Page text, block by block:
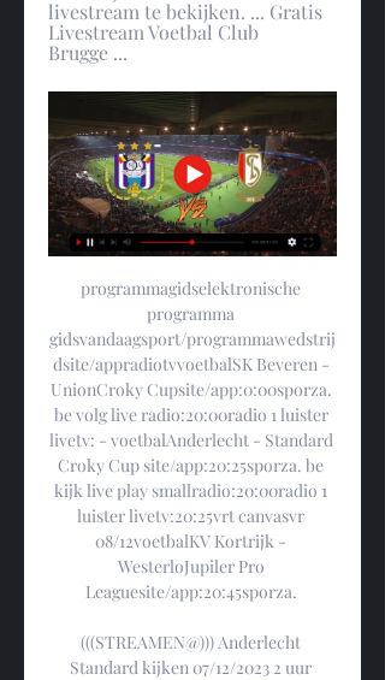
livestream te bekijken. ... Gratis
Livestream Voetbal Club
Brugge ...
programmagidselektronische
programma
gidsvandaagsport/programmawedstrij
dsite/appradiotvvoetbalSK Beveren -
UnionCroky Cupsite/app:0:00sporza.
be volg live radio:20:00radio 1 luister
livetv: - voetbalAnderlecht - Standard
Croky Cup site/app:20:25sporza. be
kijk live play smallradio:20:00radio 1
luister livetv:20:25vrt canvasvr
08/12voetbalKV Kortrijk -
WesterloJupiler Pro
Leaguesite/app:20:45sporza.
(((STREAMEN@))) Anderlecht
Standard kijken 07/12/2023 2 uur